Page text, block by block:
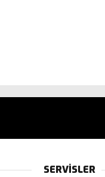
SERVİSLER